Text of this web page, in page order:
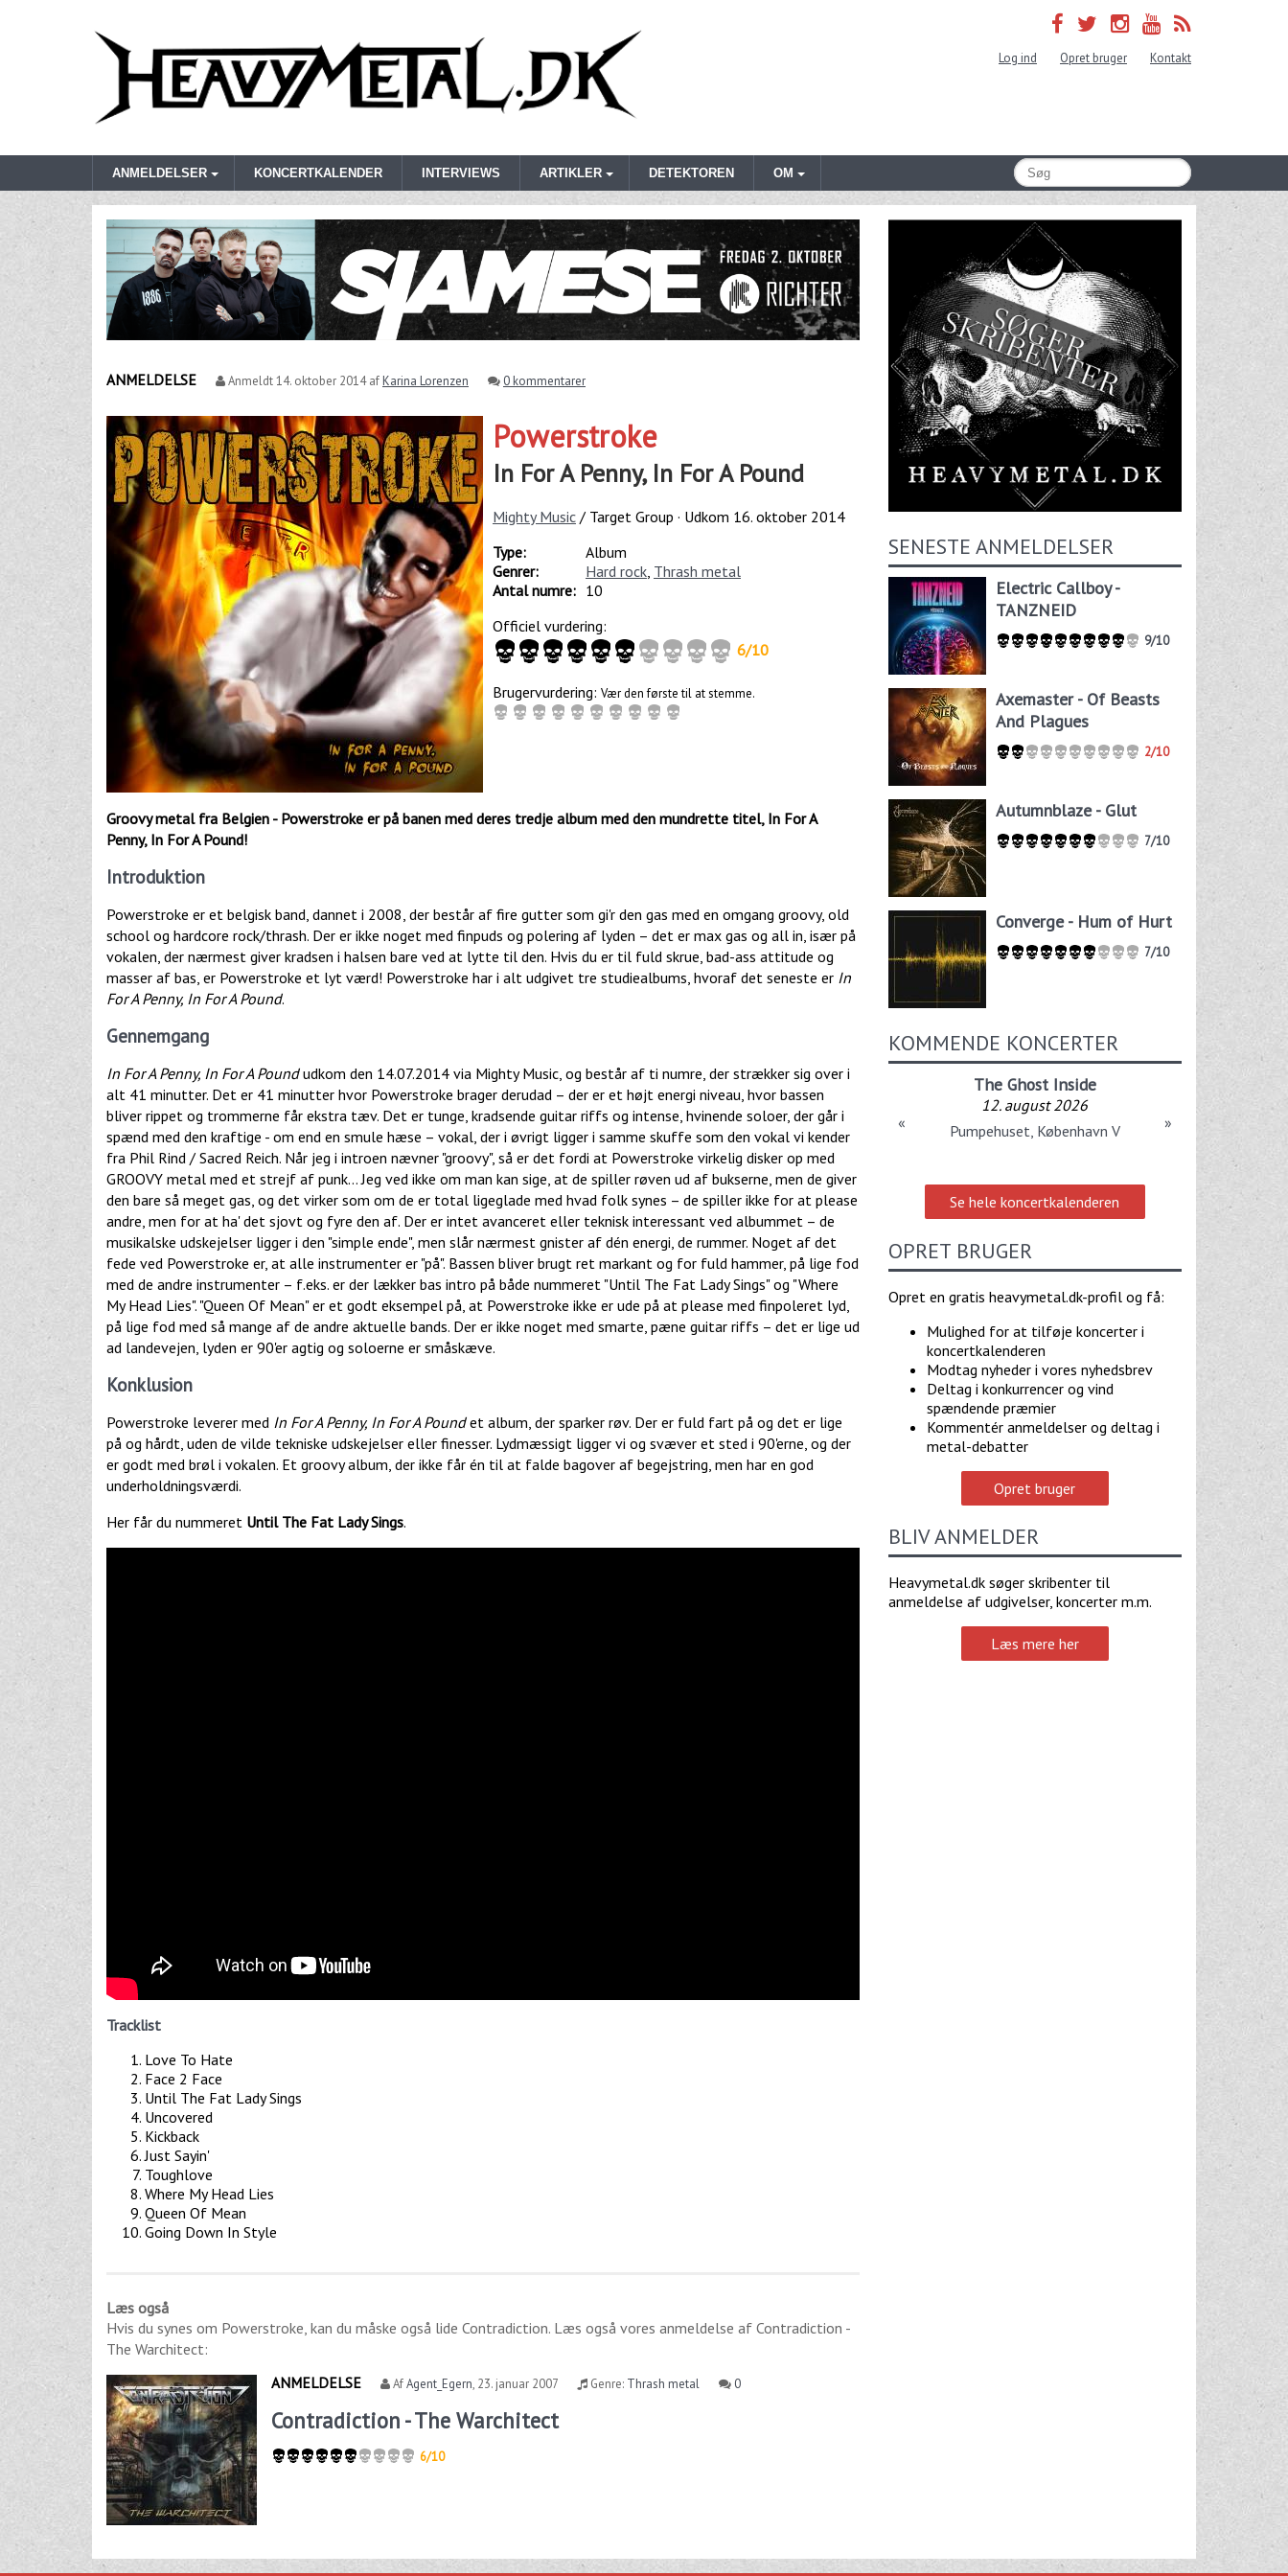
Log ind Opret bruger Kontakt
ANMELDELSER KONCERTKALENDER INTERVIEWS ARTIKLER DETEKTOREN OM
ANMELDELSE Anmeldt14. oktober 2014afKarina Lorenzen 0 kommentarer
Powerstroke
In For A Penny, In For A Pound
Mighty Music / Target Group · Udkom 16. oktober 2014
Type:
Album
Genrer:
Hard rock, Thrash metal
Antal numre: 10
Officiel vurdering:
6/10
Brugervurdering: Vær den første til at stemme.
Groovy metal fra Belgien - Powerstroke er på banen med deres tredje album med den mundrette titel, In For A
Penny, In For A Pound!
Introduktion
Powerstroke er et belgisk band, dannet i 2008, der består af fire gutter som gi'r den gas med en omgang groovy, old
school og hardcore rock/thrash. Der er ikke noget med finpuds og polering af lyden – det er max gas og all in, især på
vokalen, der nærmest giver kradsen i halsen bare ved at lytte til den. Hvis du er til fuld skrue, bad-ass attitude og
masser af bas, er Powerstroke et lyt værd! Powerstroke har i alt udgivet tre studiealbums, hvoraf det seneste er In
For A Penny, In For A Pound.
Gennemgang
In For A Penny, In For A Poundudkom den 14.07.2014 via Mighty Music, og består af ti numre, der strækker sig over i
alt 41 minutter. Det er 41 minutter hvor Powerstroke brager derudad – der er et højt energi niveau, hvor bassen
bliver rippet og trommerne får ekstra tæv. Det er tunge, kradsende guitar riffs og intense, hvinende soloer, der går i
spænd med den kraftige - om end en smule hæse – vokal, der i øvrigt ligger i samme skuffe som den vokal vi kender
fra Phil Rind / Sacred Reich. Når jeg i introen nævner "groovy", så er det fordi at Powerstroke virkelig disker op med
GROOVY metal med et strejf af punk… Jeg ved ikke om man kan sige, at de spiller røven ud af bukserne, men de giver
den bare så meget gas, og det virker som om de er total ligeglade med hvad folk synes – de spiller ikke for at please
andre, men for at ha' det sjovt og fyre den af. Der er intet avanceret eller teknisk interessant ved albummet – de
musikalske udskejelser ligger i den "simple ende", men slår nærmest gnister af dén energi, de rummer. Noget af det
fede ved Powerstroke er, at alle instrumenter er "på". Bassen bliver brugt ret markant og for fuld hammer, på lige fod
med de andre instrumenter – f.eks. er der lækker bas intro på både nummeret "Until The Fat Lady Sings" og "Where
My Head Lies". "Queen Of Mean" er et godt eksempel på, at Powerstroke ikke er ude på at please med finpoleret lyd,
på lige fod med så mange af de andre aktuelle bands. Der er ikke noget med smarte, pæne guitar riffs – det er lige ud
ad landevejen, lyden er 90'er agtig og soloerne er småskæve.
Konklusion
Powerstroke leverer med In For A Penny, In For A Poundet album, der sparker røv. Der er fuld fart på og det er lige
på og hårdt, uden de vilde tekniske udskejelser eller finesser. Lydmæssigt ligger vi og svæver et sted i 90'erne, og der
er godt med brøl i vokalen. Et groovy album, der ikke får én til at falde bagover af begejstring, men har en god
underholdningsværdi.
Her får du nummeret Until The Fat Lady Sings.
Tracklist
Love To Hate
Face 2 Face
Until The Fat Lady Sings
Uncovered
Kickback
Just Sayin'
Toughlove
Where My Head Lies
Queen Of Mean
Going Down In Style
Læs også
Hvis du synes om Powerstroke, kan du måske også lide Contradiction. Læs også vores anmeldelse af Contradiction -
The Warchitect:
ANMELDELSE
AfAgent_Egern, 23. januar 2007 Genre: Thrash metal 0
Contradiction - The Warchitect
6/10
SENESTE ANMELDELSER
Electric Callboy -
TANZNEID
9/10
Axemaster - Of Beasts
And Plagues
2/10
Autumnblaze - Glut
7/10
Converge - Hum of Hurt
7/10
KOMMENDE KONCERTER
The Ghost Inside
12. august 2026
Pumpehuset, København V
« »
Se hele koncertkalenderen
OPRET BRUGER
Opret en gratis heavymetal.dk-profil og få:
Mulighed for at tilføje koncerter i
koncertkalenderen
Modtag nyheder i vores nyhedsbrev
Deltag i konkurrencer og vind
spændende præmier
Kommentér anmeldelser og deltag i
metal-debatter
Opret bruger
BLIV ANMELDER
Heavymetal.dk søger skribenter til
anmeldelse af udgivelser, koncerter m.m.
Læs mere her